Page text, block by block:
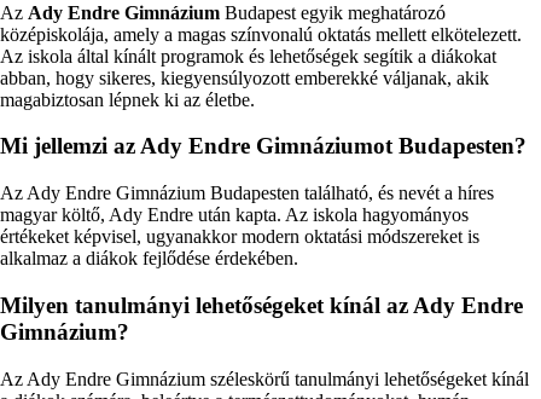
Az Ady Endre Gimnázium Budapest egyik meghatározó
középiskolája, amely a magas színvonalú oktatás mellett elkötelezett.
Az iskola által kínált programok és lehetőségek segítik a diákokat
abban, hogy sikeres, kiegyensúlyozott emberekké váljanak, akik
magabiztosan lépnek ki az életbe.
Mi jellemzi az Ady Endre Gimnáziumot Budapesten?
Az Ady Endre Gimnázium Budapesten található, és nevét a híres
magyar költő, Ady Endre után kapta. Az iskola hagyományos
értékeket képvisel, ugyanakkor modern oktatási módszereket is
alkalmaz a diákok fejlődése érdekében.
Milyen tanulmányi lehetőségeket kínál az Ady Endre
Gimnázium?
Az Ady Endre Gimnázium széleskörű tanulmányi lehetőségeket kínál